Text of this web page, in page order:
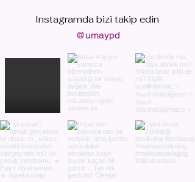
Instagramda bizitakip edin
@umaypd